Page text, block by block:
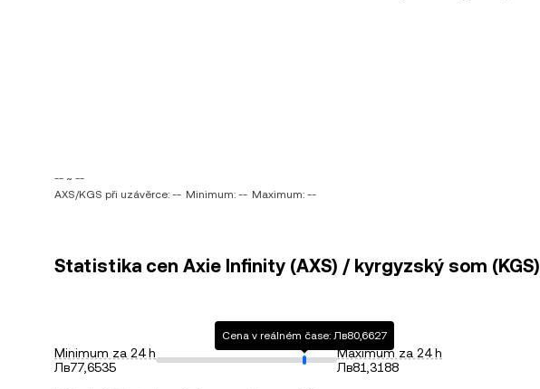
-- ~ --
AXS/KGS při uzávěrce: -- Minimum: -- Maximum: --
Statistika cen Axie Infinity (AXS) / kyrgyzský som (KGS)
Minimum za 24 h
Лв77,6535
Cena v reálném čase: Лв80,6627
Maximum za 24 h
Лв81,3188